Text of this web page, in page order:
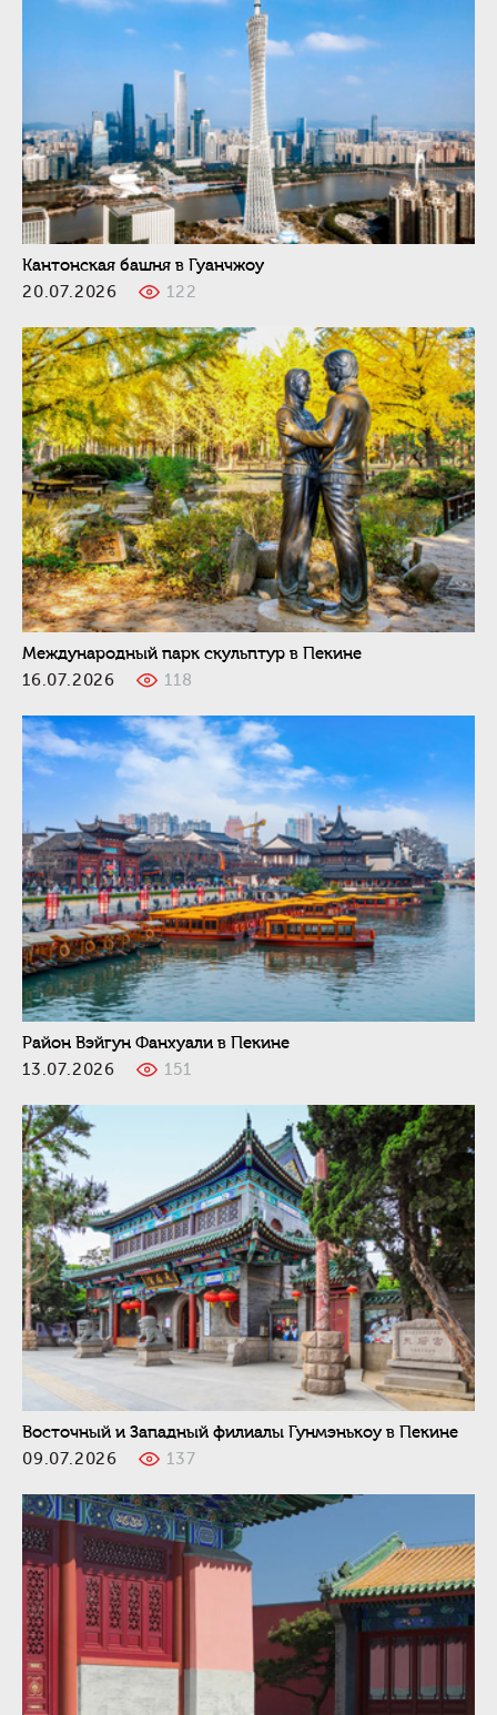
Кантонская башня в Гуанчжоу
20.07.2026
122
Международный парк скульптур в Пекине
16.07.2026
118
Район Вэйгун Фанхуали в Пекине
13.07.2026
151
Восточный и Западный филиалы Гунмэнькоу в Пекине
09.07.2026
137